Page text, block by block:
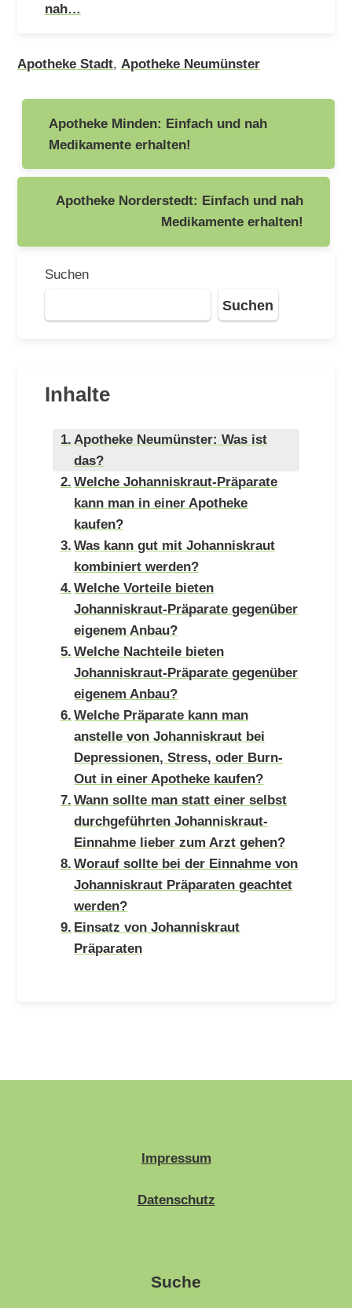
nah…
Apotheke Stadt,Apotheke Neumünster
Beitragsnavigation
Apotheke Minden: Einfach und nah
Medikamente erhalten!
Apotheke Norderstedt: Einfach und nah
Medikamente erhalten!
Suchen
Suchen
Inhalte
Apotheke Neumünster: Was ist
das?
Welche Johanniskraut-Präparate
kann man in einer Apotheke
kaufen?
Was kann gut mit Johanniskraut
kombiniert werden?
Welche Vorteile bieten
Johanniskraut-Präparate gegenüber
eigenem Anbau?
Welche Nachteile bieten
Johanniskraut-Präparate gegenüber
eigenem Anbau?
Welche Präparate kann man
anstelle von Johanniskraut bei
Depressionen, Stress, oder Burn-
Out in einer Apotheke kaufen?
Wann sollte man statt einer selbst
durchgeführten Johanniskraut-
Einnahme lieber zum Arzt gehen?
Worauf sollte bei der Einnahme von
Johanniskraut Präparaten geachtet
werden?
Einsatz von Johanniskraut
Präparaten
Impressum
Datenschutz
Suche